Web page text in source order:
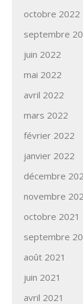
octobre 2022
septembre
juin 2022
mai 2022
avril 2022
mars 2022
février 2022
janvier 2022
décembre
novembre
octobre 2021
septembre
août 2021
juin 2021
avril 2021